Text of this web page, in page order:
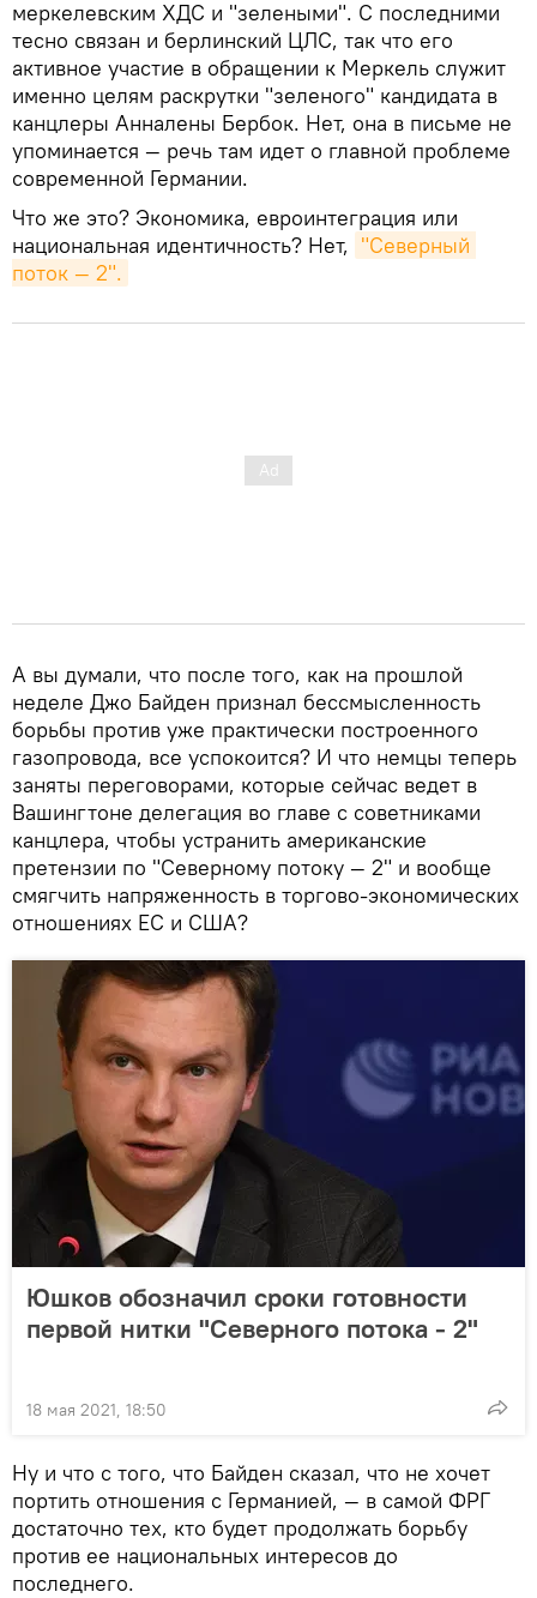
меркелевским ХДС и "зелеными". С последними
тесно связан и берлинский ЦЛС, так что его
активное участие в обращении к Меркель служит
именно целям раскрутки "зеленого" кандидата в
канцлеры Анналены Бербок. Нет, она в письме не
упоминается — речь там идет о главной проблеме
современной Германии.
Что же это? Экономика, евроинтеграция или
национальная идентичность? Нет, "Северный
поток — 2".
А вы думали, что после того, как на прошлой
неделе Джо Байден признал бессмысленность
борьбы против уже практически построенного
газопровода, все успокоится? И что немцы теперь
заняты переговорами, которые сейчас ведет в
Вашингтоне делегация во главе с советниками
канцлера, чтобы устранить американские
претензии по "Северному потоку — 2" и вообще
смягчить напряженность в торгово-экономических
отношениях ЕС и США?
Юшков обозначил сроки готовности
первой нитки "Северного потока - 2"
18 мая 2021, 18:50
Ну и что с того, что Байден сказал, что не хочет
портить отношения с Германией, — в самой ФРГ
достаточно тех, кто будет продолжать борьбу
против ее национальных интересов до
последнего.